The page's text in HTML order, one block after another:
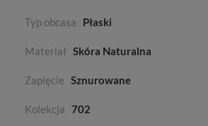
Typ obcasa Płaski
Materiał Skóra Naturalna
Zapięcie Sznurowane
Kolekcja 702